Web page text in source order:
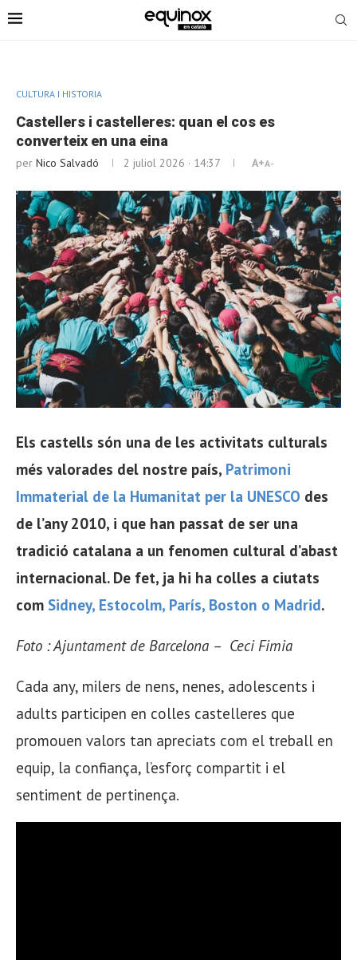
CULTURA I HISTORIA
Castellers i castelleres: quan el cos es
converteix en una eina
per Nico Salvadó 2 juliol 2026 · 14:37 A+A-
Els castells són una de les activitats culturals
més valorades del nostre país, Patrimoni
Immaterial de la Humanitat per la UNESCO des
de l’any 2010, i que han passat de ser una
tradició catalana a un fenomen cultural d’abast
internacional. De fet, ja hi ha colles a ciutats
com Sidney, Estocolm, París, Boston o Madrid.
Foto : Ajuntament de Barcelona – Ceci Fimia
Cada any, milers de nens, nenes, adolescents i
adults participen en colles castelleres que
promouen valors tan apreciats com el treball en
equip, la confiança, l’esforç compartit i el
sentiment de pertinença.